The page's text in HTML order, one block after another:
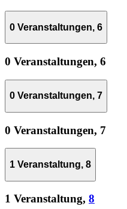
0 Veranstaltungen, 6
0 Veranstaltungen, 6
0 Veranstaltungen, 7
0 Veranstaltungen, 7
1 Veranstaltung, 8
1 Veranstaltung, 8